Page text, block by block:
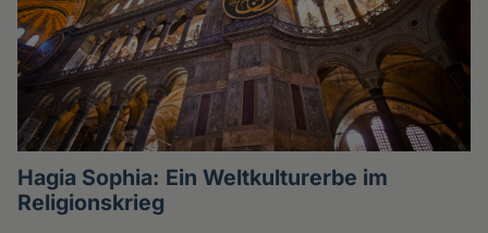
Hagia Sophia: Ein Weltkulturerbe im
Religionskrieg